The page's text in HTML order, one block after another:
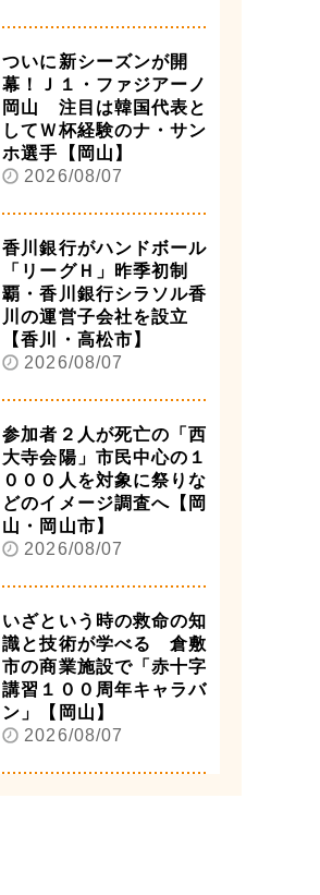
ついに新シーズンが開
幕！Ｊ１・ファジアーノ
岡山 注目は韓国代表と
してＷ杯経験のナ・サン
ホ選手【岡山】
2026/08/07
香川銀行がハンドボール
「リーグＨ」昨季初制
覇・香川銀行シラソル香
川の運営子会社を設立
【香川・高松市】
2026/08/07
参加者２人が死亡の「西
大寺会陽」市民中心の１
０００人を対象に祭りな
どのイメージ調査へ【岡
山・岡山市】
2026/08/07
いざという時の救命の知
識と技術が学べる 倉敷
市の商業施設で「赤十字
講習１００周年キャラバ
ン」【岡山】
2026/08/07